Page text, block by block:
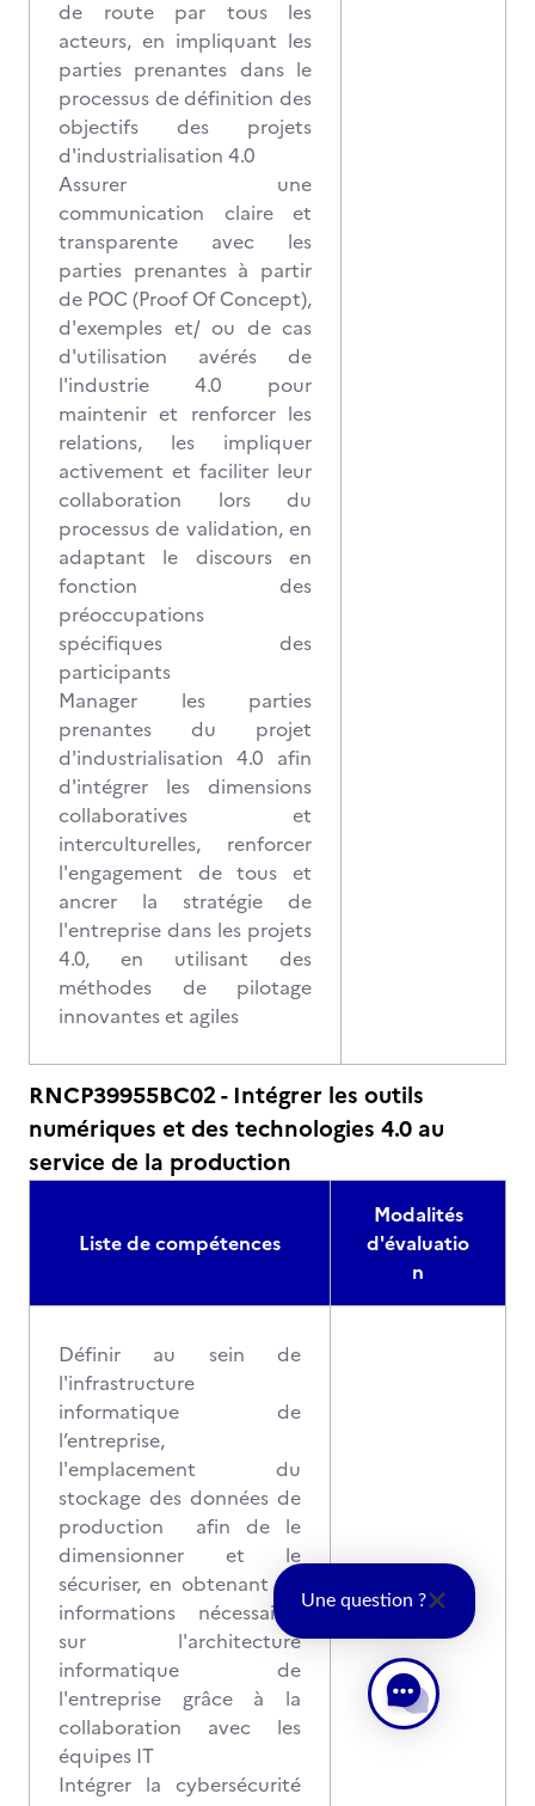
de route par tous les
acteurs, en impliquant les
parties prenantes dans le
processus de définition des
objectifs des projets
d'industrialisation 4.0
Assurer une
communication claire et
transparente avec les
parties prenantes à partir
de POC (Proof Of Concept),
d'exemples et/ ou de cas
d'utilisation avérés de
l'industrie 4.0 pour
maintenir et renforcer les
relations, les impliquer
activement et faciliter leur
collaboration lors du
processus de validation, en
adaptant le discours en
fonction des
préoccupations
spécifiques des
participants
Manager les parties
prenantes du projet
d'industrialisation 4.0 afin
d'intégrer les dimensions
collaboratives et
interculturelles, renforcer
l'engagement de tous et
ancrer la stratégie de
l'entreprise dans les projets
4.0, en utilisant des
méthodes de pilotage
innovantes et agiles
RNCP39955BC02 - Intégrer les outils
numériques et des technologies 4.0 au
service de la production
Liste de compétences
Modalités
d'évaluatio
n
Définir au sein de
l'infrastructure
informatique de
l’entreprise,
l'emplacement du
stockage des données de
production afin de le
dimensionner et le
sécuriser, en obtenant les
informations nécessaires
sur l'architecture
informatique de
l'entreprise grâce à la
collaboration avec les
équipes IT
Intégrer la cybersécurité
Une question ?